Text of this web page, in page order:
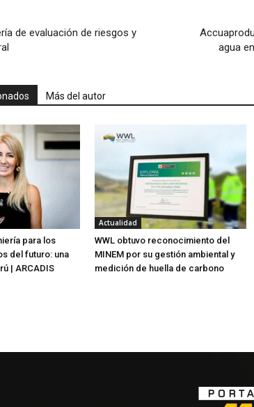
de evaluación de riesgos y
agua
Más del autor
para los
del futuro: una
| ARCADIS
Actualidad
WWL obtuvo reconocimiento del
MINEM por su gestión ambiental y
medición de huella de carbono